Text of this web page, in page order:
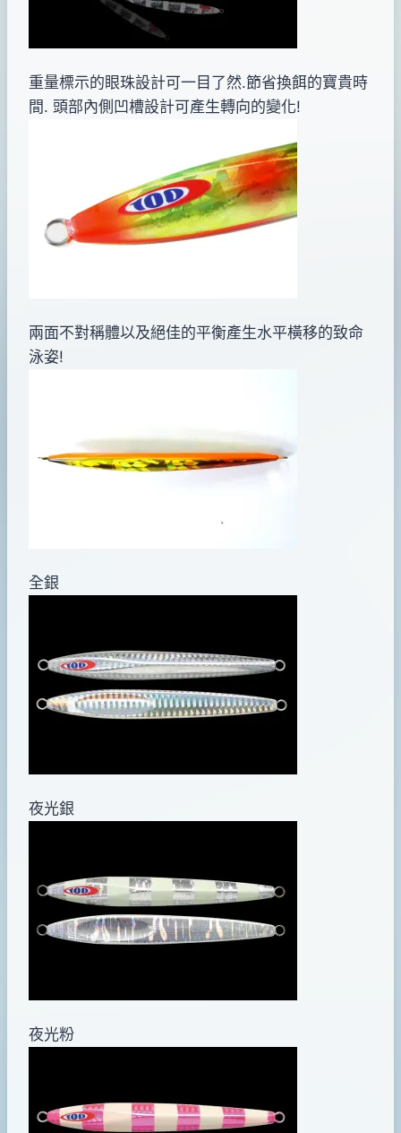
重量標示的眼珠設計可一目了然.節省換餌的寶貴時
間. 頭部內側凹槽設計可產生轉向的變化!
兩面不對稱體以及絕佳的平衡產生水平橫移的致命
泳姿!
全銀
夜光銀
夜光粉